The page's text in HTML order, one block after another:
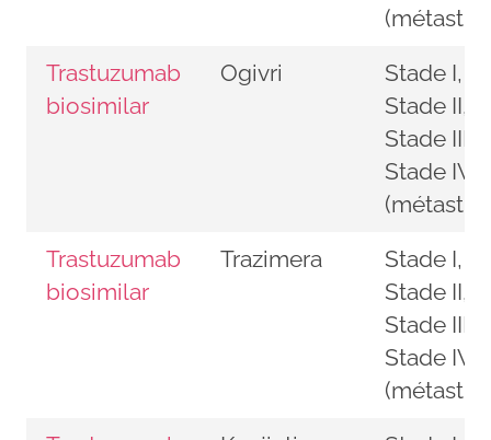
Trastuzumab
biosimilar
Ogivri
Stade I,
Stade II,
Stade III,
Stade IV
Trastuzumab
biosimilar
Trazimera
Stade I,
Stade II,
Stade III,
Stade IV